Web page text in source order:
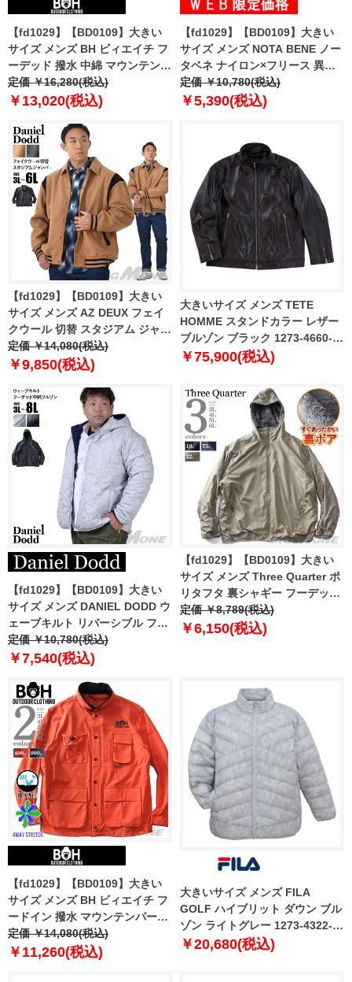
【fd1029】【BD0109】大きい
サイズ メンズ BH ビィエイチ フ
ーデッド 撥水 中綿 マウンテンパ
ーカー 4WAYストレッチ bhb-
240501
定価 ￥16,280(税込)
￥13,020(税込)
【fd1029】【BD0109】大きい
サイズ メンズ NOTA BENE ノー
タベネ ナイロン×フリース 異素
材切替 フルジップ パーカー
7452860
定価 ￥10,780(税込)
￥5,390(税込)
【fd1029】【BD0109】大きい
サイズ メンズ AZ DEUX フェイ
クウール 切替 スタジアム ジャン
パー スタジャン 3771-401z
定価 ￥14,080(税込)
￥9,850(税込)
大きいサイズ メンズ TETE
HOMME スタンドカラー レザー
ブルゾン ブラック 1273-4660-1
3L 4L 5L 6L
￥75,900(税込)
【fd1029】【BD0109】大きい
サイズ メンズ DANIEL DODD ウ
ェーブキルト リバーシブル フー
デッド 中綿 ブルゾン 846-b-
240502
定価 ￥10,780(税込)
￥7,540(税込)
【fd1029】【BD0109】大きい
サイズ メンズ Three Quarter ポ
リタフタ 裏シャギー フーデッド
ブルゾン 裏ボア保温 207-b-
240502
定価 ￥8,789(税込)
￥6,150(税込)
【fd1029】【BD0109】大きい
サイズ メンズ BH ビィエイチ フ
ードイン 撥水 マウンテンパーカ
ー 4WAYストレッチ bhb-
240401
定価 ￥14,080(税込)
￥11,260(税込)
大きいサイズ メンズ FILA
GOLF ハイブリット ダウン ブル
ゾン ライトグレー 1273-4322-1
3L 4L 5L 6L
￥20,680(税込)